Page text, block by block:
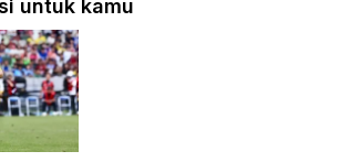
untuk kamu